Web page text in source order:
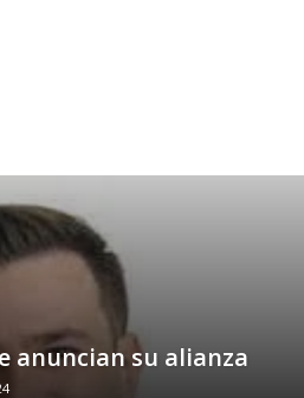
anuncian su alianza